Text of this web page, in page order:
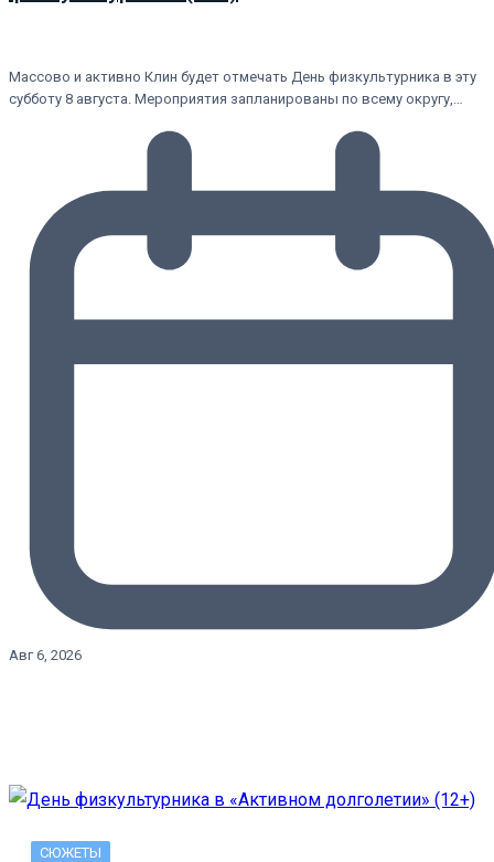
Массово и активно Клин будет отмечать День физкультурника в эту
субботу 8 августа. Мероприятия запланированы по всему округу,…
Авг 6, 2026
СЮЖЕТЫ